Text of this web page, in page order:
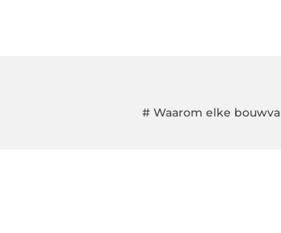
# Waarom elke